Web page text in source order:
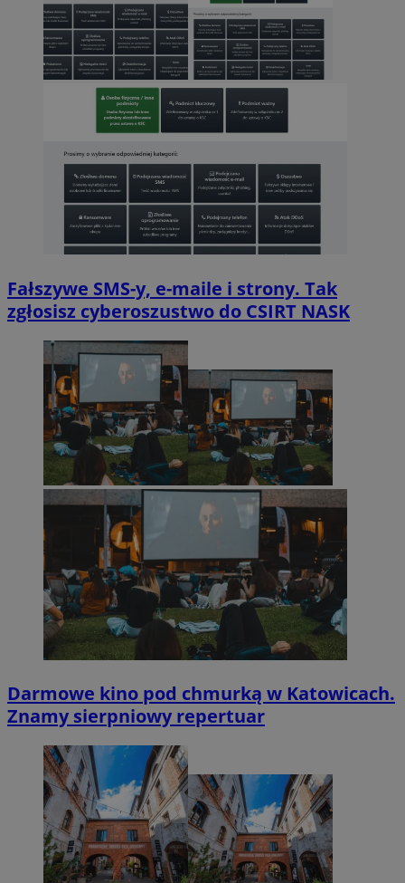
Fałszywe SMS-y, e-maile i strony. Tak
zgłosisz cyberoszustwo do CSIRT NASK
Darmowe kino pod chmurką w Katowicach.
Znamy sierpniowy repertuar